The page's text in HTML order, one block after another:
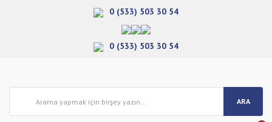
0 (533) 503 30 54
0 (533) 503 30 54
ARA